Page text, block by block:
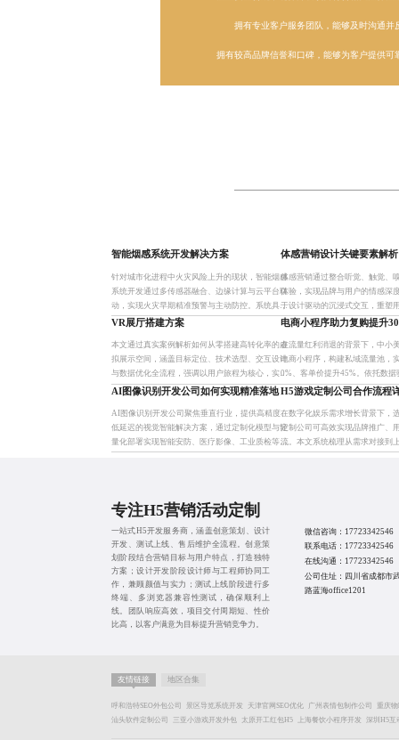
拥有专业客户服务团队，能够及时沟通并
拥有较高品牌信誉和口碑，能够为客户提供可
智能烟感系统开发解决方案
针对城市化进程中火灾风险上升的现状，智能烟感
系统开发通过多传感器融合、边缘计算与云平台联
动，实现火灾早期精准预警与主动防控。系统具备
低误报率、远程监控及自动联动功能，适用于家
体感营销设计关键要素解析
体感营销通过整合听觉、触觉、
体验，实现品牌与用户的情感深
于设计驱动的沉浸式交互，重塑
记忆，广泛应用于零售、文旅等
VR展厅搭建方案
本文通过真实案例解析如何从零搭建高转化率的虚
拟展示空间，涵盖目标定位、技术选型、交互设计
与数据优化全流程，强调以用户旅程为核心，实现
品牌高效传播与客户深度互动。
电商小程序助力复购提升
在流量红利消退的背景下，中小
电商小程序，构建私域流量池，
0%、客单价提升45%。依托数据
裂变机制，打造用户全生命周期
AI图像识别开发公司如何实现精准落地
AI图像识别开发公司聚焦垂直行业，提供高精度、
低延迟的视觉智能解决方案，通过定制化模型与轻
量化部署实现智能安防、医疗影像、工业质检等场
H5游戏定制公司合作流程
在数字化娱乐需求增长背景下，
定制公司可高效实现品牌推广、
流。本文系统梳理从需求对接到
专注H5营销活动定制
一站式H5开发服务商，涵盖创意策划、设计
开发、测试上线、售后维护全流程。创意策
划阶段结合营销目标与用户特点，打造独特
方案；设计开发阶段设计师与工程师协同工
作，兼顾颜值与实力；测试上线阶段进行多
终端、多浏览器兼容性测试，确保顺利上
线。团队响应高效，项目交付周期短、性价
比高，以客户满意为目标提升营销竞争力。
微信咨询： 17723342546
联系电话： 17723342546
在线沟通： 17723342546
公司住址：四川省成都市
路蓝海office1201
友情链接 地区合集
呼和浩特SEO外包公司 景区导览系统开发 天津官网SEO优化 广州表情包制作公司
重庆
汕头软件定制公司
三亚小游戏开发外包 太原开工红包H5 上海餐饮小程序开发 深圳H5互